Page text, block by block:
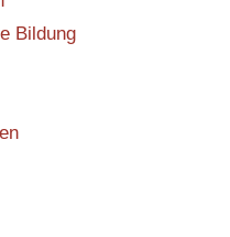
Bildung